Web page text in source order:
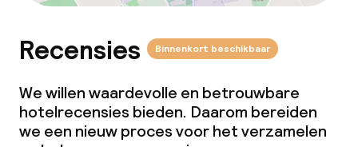
Recensies Binnenkort beschikbaar
We willen waardevolle en betrouwbare
hotelrecensies bieden. Daarom bereiden
we een nieuw proces voor het verzamelen